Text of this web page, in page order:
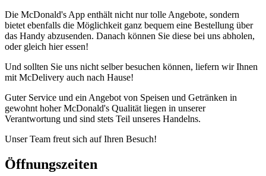
Die McDonald's App enthält nicht nur tolle Angebote, sondern
bietet ebenfalls die Möglichkeit ganz bequem eine Bestellung über
das Handy abzusenden. Danach können Sie diese bei uns abholen,
oder gleich hier essen!
Und sollten Sie uns nicht selber besuchen können, liefern wir Ihnen
mit McDelivery auch nach Hause!
Guter Service und ein Angebot von Speisen und Getränken in
gewohnt hoher McDonald's Qualität liegen in unserer
Verantwortung und sind stets Teil unseres Handelns.
Unser Team freut sich auf Ihren Besuch!
Öffnungszeiten